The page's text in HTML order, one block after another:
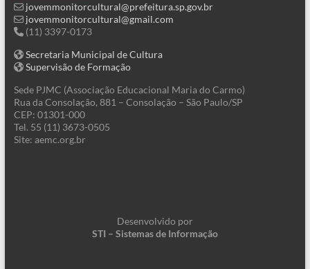
jovemmonitorcultural@prefeitura.sp.gov.br
jovemmonitorcultural@gmail.com
(11) 3397-0173
Secretaria Municipal de Cultura
Supervisão de Formação
Sede PJMC (Associação Educacional Maria do Carmo)
Rua da Consolação, 881 – Consolação – São Paulo/SP
CEP: 01301-000
Tel. 55 (11) 3673-0505
Site: aemc.org.br
Desenvolvido por
STI – Sistemas de Informação